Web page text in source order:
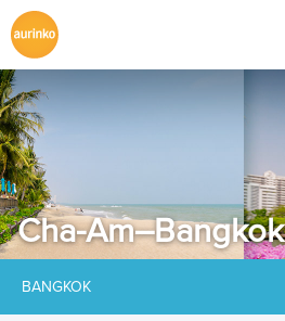
Cha-Am–Bangkok
BANGKOK